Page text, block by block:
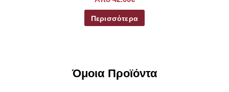
Περισσότερα
Όμοια Προϊόντα